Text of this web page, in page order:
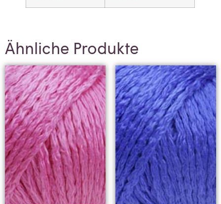
Ähnliche Produkte